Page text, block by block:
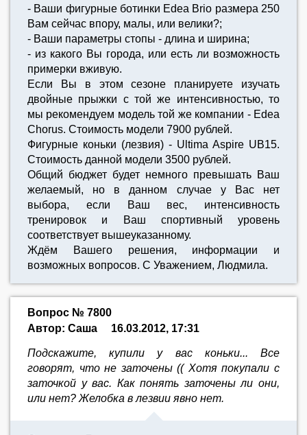
- Ваши фигурные ботинки Edea Brio размера 250
Вам сейчас впору, малы, или велики?;
- Ваши параметры стопы - длина и ширина;
- из какого Вы города, или есть ли возможность
примерки вживую.
Если Вы в этом сезоне планируете изучать
двойные прыжки с той же интенсивностью, то
мы рекомендуем модель той же компании - Edea
Chorus. Стоимость модели 7900 рублей.
Фигурные коньки (лезвия) - Ultima Aspire UB15.
Cтоимость данной модели 3500 рублей.
Общий бюджет будет немного превышать Ваш
желаемый, но в данном случае у Вас нет
выбора, если Ваш вес, интенсивность
тренировок и Ваш спортивный уровень
соответствует вышеуказанному.
Ждём Вашего решения, информации и
возможных вопросов. С Уважением, Людмила.
Вопрос № 7800
Автор: Саша
16.03.2012, 17:31
Подскажите, купили у вас коньки... Все
говорят, что не заточены (( Хотя покупали с
заточкой у вас. Как понять заточены ли они,
или нет? Желобка в лезвии явно нет.